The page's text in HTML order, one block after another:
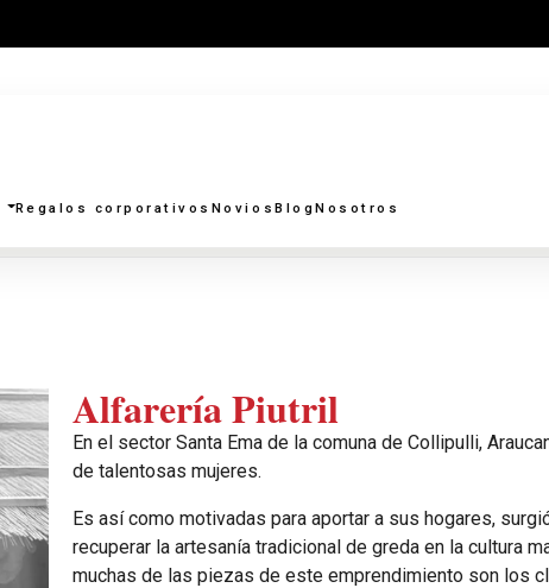
Regalos corporativos NoviosBlogNosotros
Alfarería Piutril
En el sector Santa Ema de la comuna de Collipulli,
de talentosas mujeres.
Es así como motivadas para aportar a sus hogares,
recuperar la artesanía tradicional de greda en la cultura
muchas de las piezas de este emprendimiento son los